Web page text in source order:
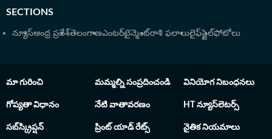
SECTIONS
న్యూస్ఆంధ్ర ప్రదేశ్తెలంగాణఎంటర్‌టైన్మెంట్రాశి ఫలాలులైఫ్‌స్టైల్ఫోటోలు
మా గురించి మమ్మల్ని సంప్రదించండి వినియోగ నిబంధనలు
గోప్యతా విధానం నేటి వాతావరణం HT న్యూస్‌లెటర్స్
సబ్‌స్క్రిప్షన్ ప్రింట్ యాడ్ రేట్స్ నైతిక నియమాలు